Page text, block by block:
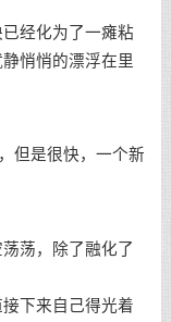
经化为了一瘫粘
悄悄的漂浮在里
但是很快，一个新
荡，除了融化了
下来自己得光着